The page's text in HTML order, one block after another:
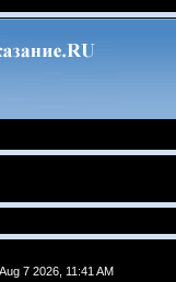
7 2026, 11:41 AM